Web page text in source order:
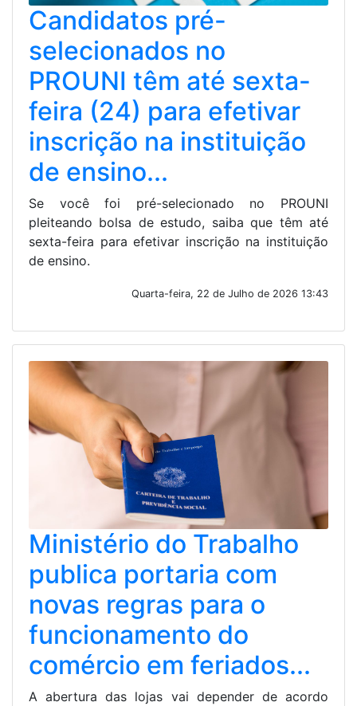
Candidatos pré-
selecionados no
PROUNI têm até sexta-
feira (24) para efetivar
inscrição na instituição
de ensino...
Se você foi pré-selecionado no PROUNI
pleiteando bolsa de estudo, saiba que têm até
sexta-feira para efetivar inscrição na instituição
de ensino.
Quarta-feira, 22 de Julho de 2026 13:43
Ministério do Trabalho
publica portaria com
novas regras para o
funcionamento do
comércio em feriados...
A abertura das lojas vai depender de acordo